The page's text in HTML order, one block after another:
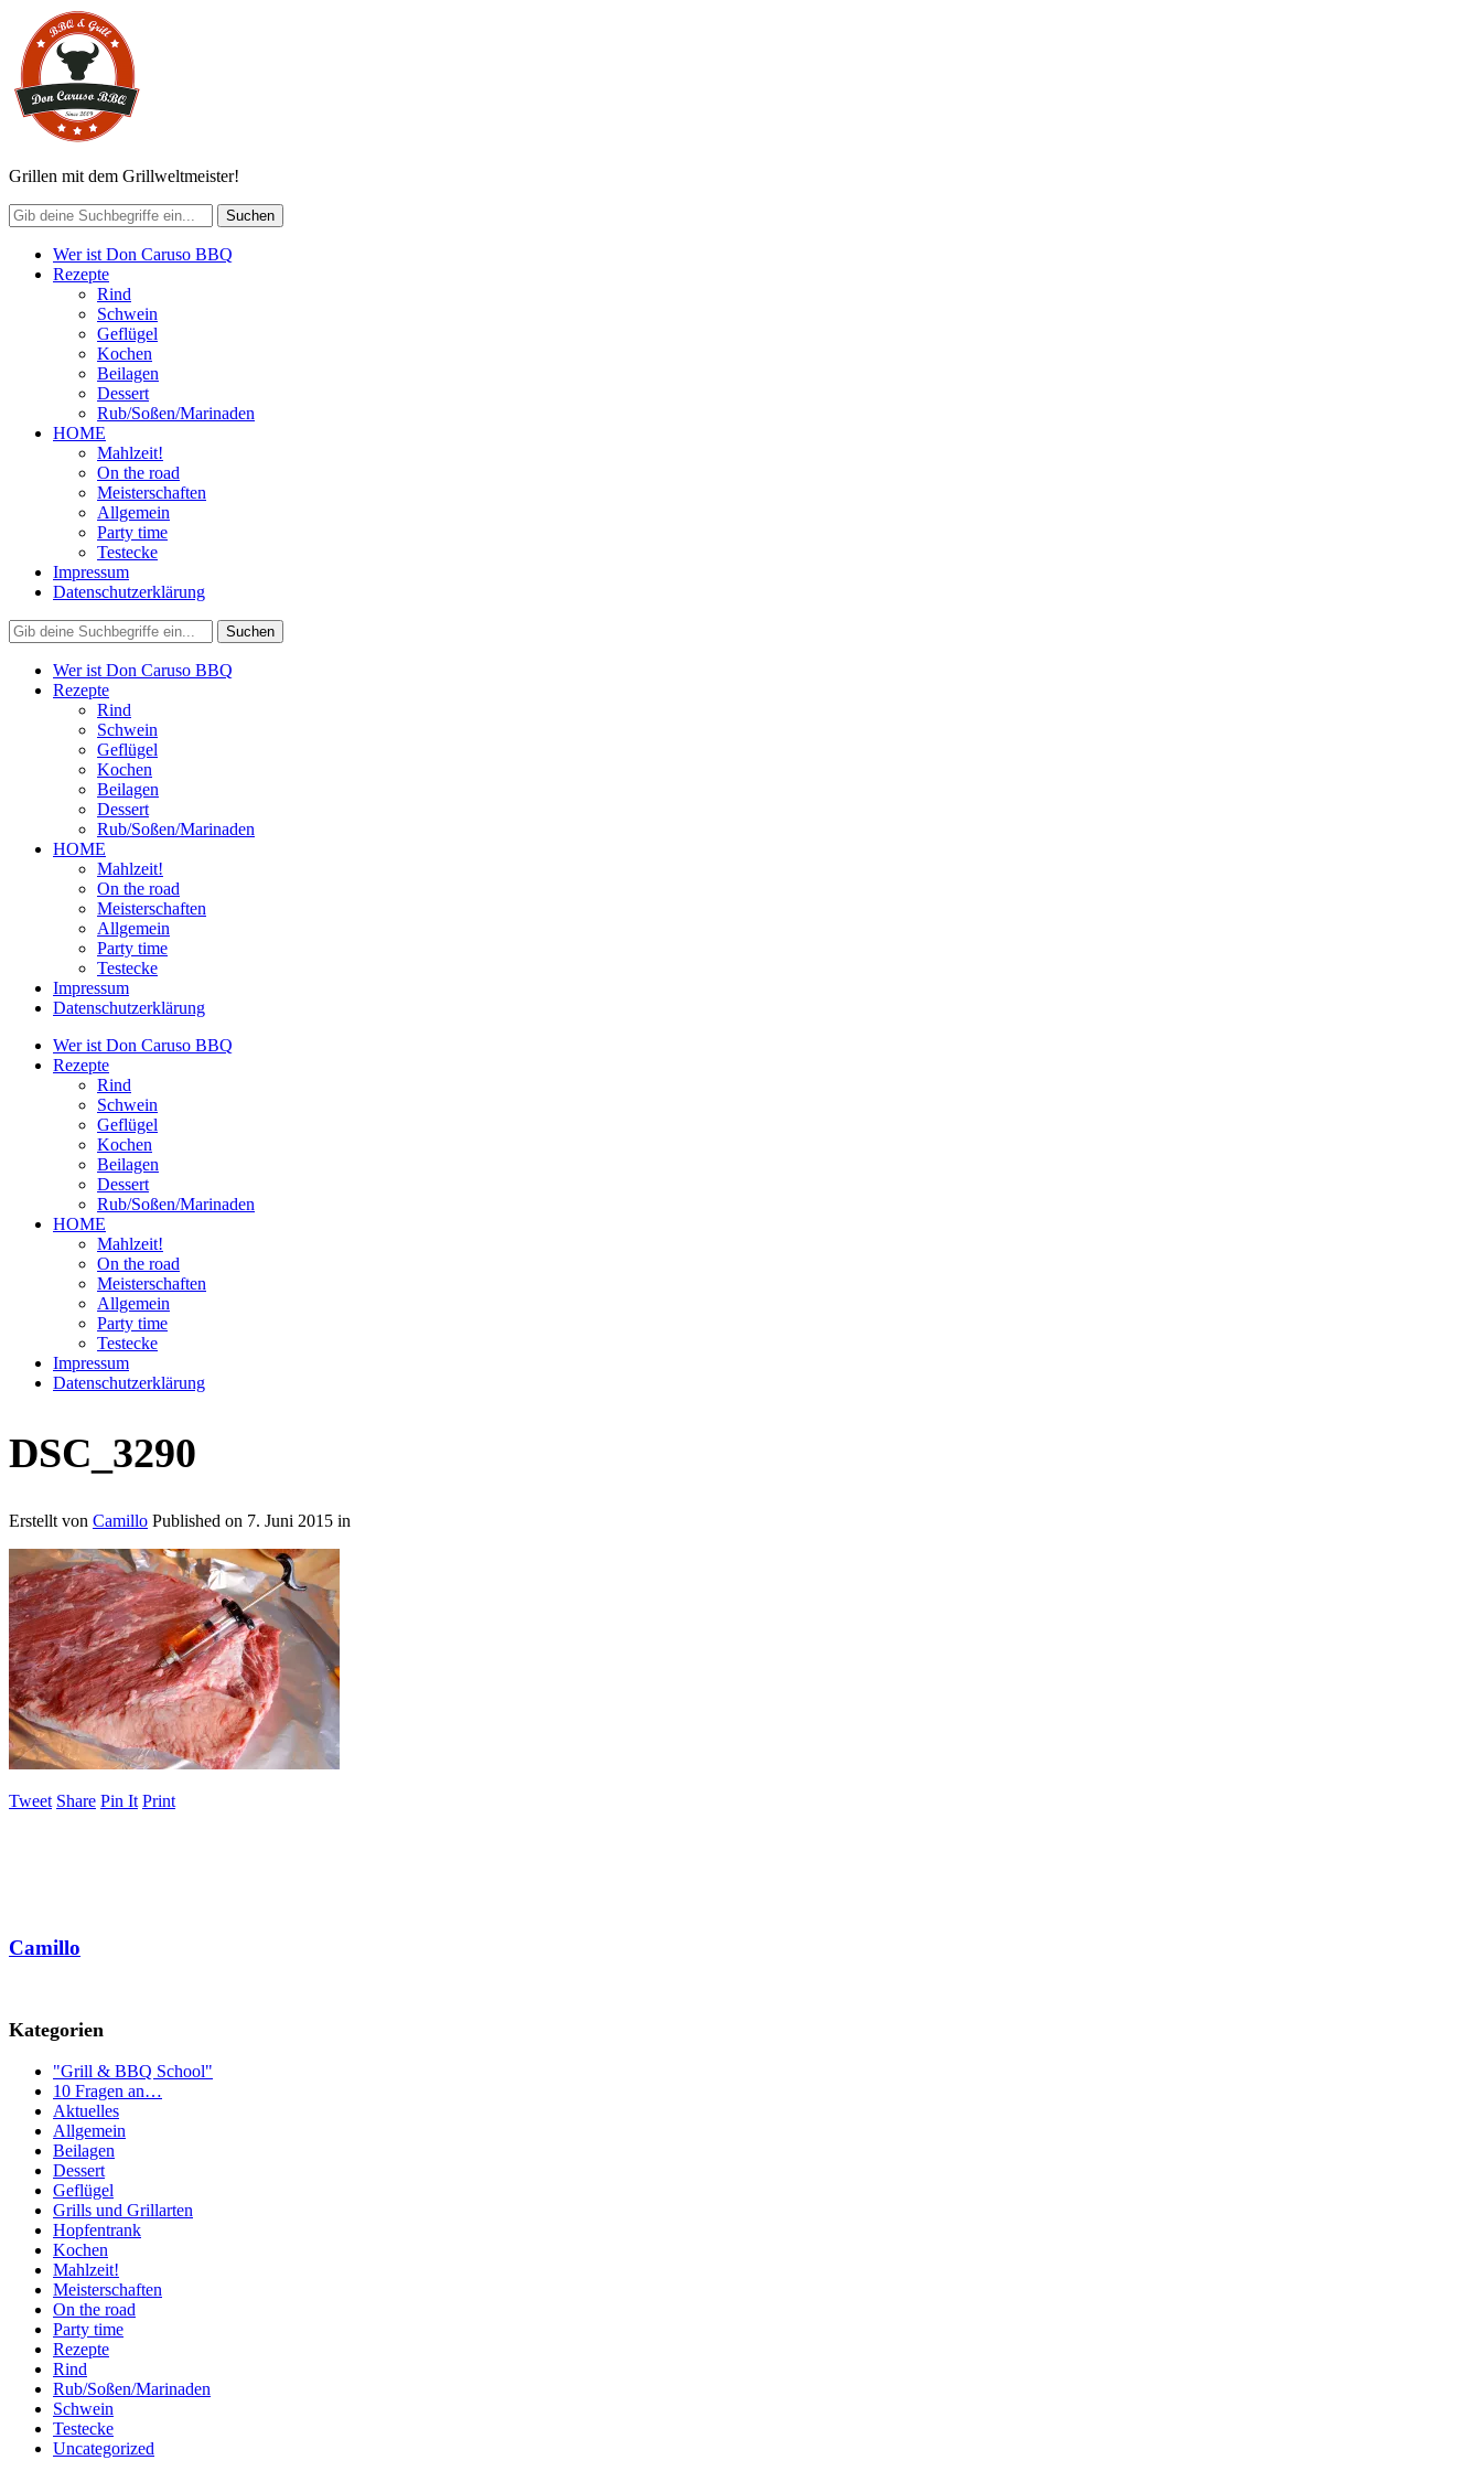
Grillen mit dem Grillweltmeister!
Wer ist Don Caruso BBQ
Rezepte
Rind
Schwein
Geflügel
Kochen
Beilagen
Dessert
Rub/Soßen/Marinaden
HOME
Mahlzeit!
On the road
Meisterschaften
Allgemein
Party time
Testecke
Impressum
Datenschutzerklärung
Wer ist Don Caruso BBQ
Rezepte
Rind
Schwein
Geflügel
Kochen
Beilagen
Dessert
Rub/Soßen/Marinaden
HOME
Mahlzeit!
On the road
Meisterschaften
Allgemein
Party time
Testecke
Impressum
Datenschutzerklärung
Wer ist Don Caruso BBQ
Rezepte
Rind
Schwein
Geflügel
Kochen
Beilagen
Dessert
Rub/Soßen/Marinaden
HOME
Mahlzeit!
On the road
Meisterschaften
Allgemein
Party time
Testecke
Impressum
Datenschutzerklärung
DSC_3290
Erstellt von Camillo Published on 7. Juni 2015 in
Tweet Share Pin It Print
Camillo
Kategorien
"Grill & BBQ School"
10 Fragen an…
Aktuelles
Allgemein
Beilagen
Dessert
Geflügel
Grills und Grillarten
Hopfentrank
Kochen
Mahlzeit!
Meisterschaften
On the road
Party time
Rezepte
Rind
Rub/Soßen/Marinaden
Schwein
Testecke
Uncategorized